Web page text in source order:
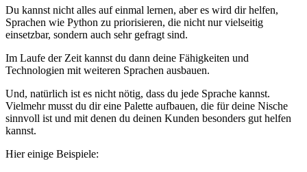
Du kannst nicht alles auf einmal lernen, aber es wird dir helfen,
Sprachen wie Python zu priorisieren, die nicht nur vielseitig
einsetzbar, sondern auch sehr gefragt sind.
Im Laufe der Zeit kannst du dann deine Fähigkeiten und
Technologien mit weiteren Sprachen ausbauen.
Und, natürlich ist es nicht nötig, dass du jede Sprache kannst.
Vielmehr musst du dir eine Palette aufbauen, die für deine Nische
sinnvoll ist und mit denen du deinen Kunden besonders gut helfen
kannst.
Hier einige Beispiele: